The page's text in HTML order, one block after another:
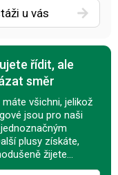
u vás
řídit, ale
směr
všichni, jelikož
jsou pro naši
plusy získáte,
žijete…